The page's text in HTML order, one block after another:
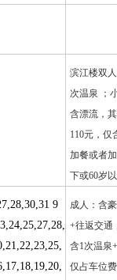
滨江楼双
次温泉 ；
含漂流，
110元，仅
加餐或者
下或60岁
9
成人：含
+往返交通
含1次温泉
仅占车位